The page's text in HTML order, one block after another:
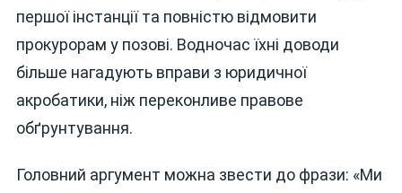
першої інстанції та повністю відмовити
прокурорам у позові. Водночас їхні доводи
більше нагадують вправи з юридичної
акробатики, ніж переконливе правове
обґрунтування.
Головний аргумент можна звести до фрази: «Ми